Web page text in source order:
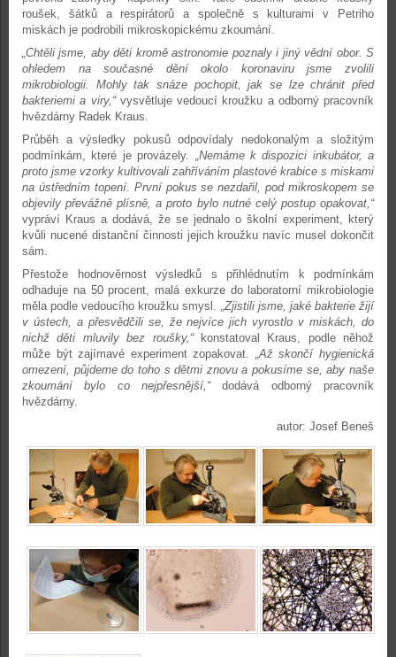
roušek, šátků a respirátorů a společně s kulturami v Petriho
miskách je podrobili mikroskopickému zkoumání.
„Chtěli jsme, aby děti kromě astronomie poznaly i jiný vědní obor. S
ohledem na současné dění okolo koronaviru jsme zvolili
mikrobiologii. Mohly tak snáze pochopit, jak se lze chránit před
bakteriemi a viry,“vysvětluje vedoucí kroužku a odborný pracovník
hvězdárny Radek Kraus.
Průběh a výsledky pokusů odpovídaly nedokonalým a složitým
podmínkám, které je provázely. „Nemáme k dispozici inkubátor, a
proto jsme vzorky kultivovali zahříváním plastové krabice s miskami
na ústředním topení. První pokus se nezdařil, pod mikroskopem se
objevily převážně plísně, a proto bylo nutné celý postup opakovat,“
vypráví Kraus a dodává, že se jednalo o školní experiment, který
kvůli nucené distanční činnosti jejich kroužku navíc musel dokončit
sám.
Přestože hodnověrnost výsledků s přihlédnutím k podmínkám
odhaduje na 50 procent, malá exkurze do laboratorní mikrobiologie
měla podle vedoucího kroužku smysl. „Zjistili jsme, jaké bakterie žijí
v ústech, a přesvědčili se, že nejvíce jich vyrostlo v miskách, do
nichž děti mluvily bez roušky,“ konstatoval Kraus, podle něhož
může být zajímavé experiment zopakovat. „Až skončí hygienická
omezení, půjdeme do toho s dětmi znovu a pokusíme se, aby naše
zkoumání bylo co nejpřesnější,“dodává odborný pracovník
hvězdárny.
autor: Josef Beneš